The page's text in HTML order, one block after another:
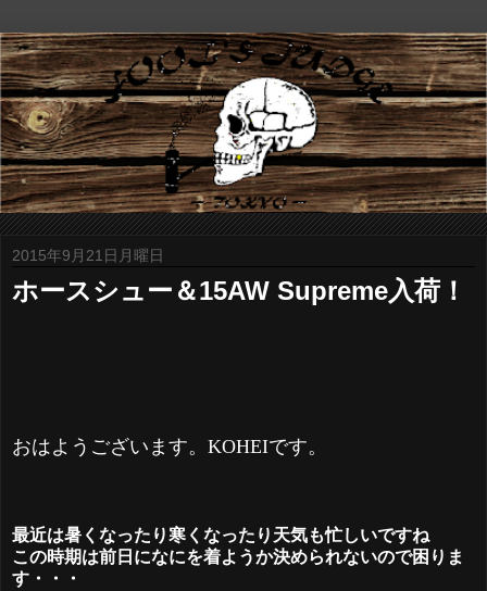
2015年9月21日月曜日
ホースシュー＆15AW Supreme入荷！
おはようございます。KOHEIです。
最近は暑くなったり寒くなったり天気も忙しいですね
この時期は前日になにを着ようか決められないので困りま
す・・・